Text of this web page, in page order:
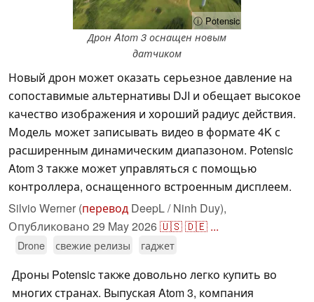
ⓘ Potensic
Дрон Atom 3 оснащен новым
датчиком
Новый дрон может оказать серьезное давление на
сопоставимые альтернативы DJI и обещает высокое
качество изображения и хороший радиус действия.
Модель может записывать видео в формате 4K с
расширенным динамическим диапазоном. Potensic
Atom 3 также может управляться с помощью
контроллера, оснащенного встроенным дисплеем.
Silvio Werner (перевод DeepL / Ninh Duy),
Опубликовано 29 May 2026🇺🇸🇩🇪 ...
Drone свежие релизы гаджет
Дроны Potensic также довольно легко купить во
многих странах. Выпуская Atom 3, компания